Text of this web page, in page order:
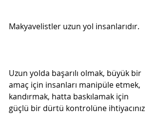
Makyavelistler uzun yol insanlarıdır.
Uzun yolda başarılı olmak, büyük bir
amaç için insanları manipüle etmek,
kandırmak, hatta baskılamak için
güçlü bir dürtü kontrolüne ihtiyacınız